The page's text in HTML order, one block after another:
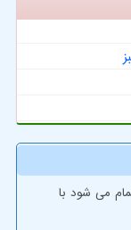
می شود با